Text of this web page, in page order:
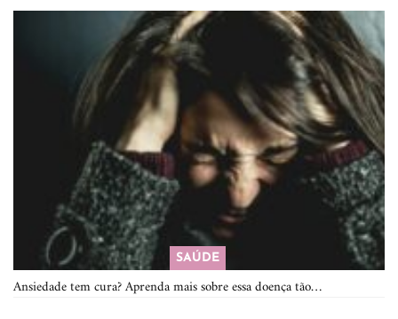
SAÚDE
Ansiedade tem cura? Aprenda mais sobre essa doença tão…